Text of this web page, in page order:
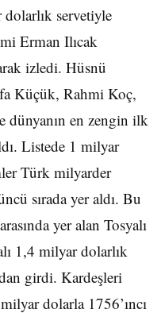
servetiyle
Erman Ilıcak
izledi. Hüsnü
Küçük, Rahmi Koç,
dünyanın en zengin ilk
Listede 1 milyar
Türk milyarder
sırada yer aldı. Bu
yer alan Tosyalı
1,4 milyar dolarlık
girdi. Kardeşleri
dolarla 1756’ıncı